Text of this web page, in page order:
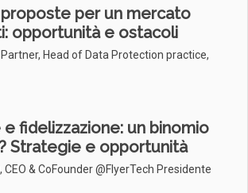
proposte per un mercato
opportunità e ostacoli
Head of Data Protection practice,
fidelizzazione: un binomio
Strategie e opportunità
& CoFounder @FlyerTech Presidente